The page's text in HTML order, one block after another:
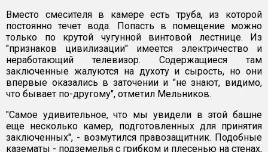
Вместо смесителя в камере есть труба, из которой
постоянно течет вода. Попасть в помещение можно
только по крутой чугунной винтовой лестнице. Из
"признаков цивилизации" имеется электричество и
неработающий телевизор. Содержащиеся там
заключенные жалуются на духоту и сырость, но они
впервые оказались в заточении и "не знают, видимо,
что бывает по-другому", отметил Мельников.
"Самое удивительное, что мы увидели в этой башне
еще несколько камер, подготовленных для принятия
заключенных", - возмутился правозащитник. Подобные
казематы - подземелья с грибком и плесенью на стенах,